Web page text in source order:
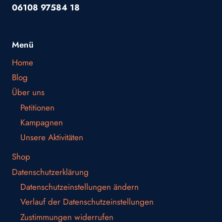
06108 97584 18
Menü
Home
Blog
Über uns
Petitionen
Kampagnen
Unsere Aktivitäten
Shop
Datenschutzerklärung
Datenschutzeinstellungen ändern
Verlauf der Datenschutzeinstellungen
Zustimmungen widerrufen